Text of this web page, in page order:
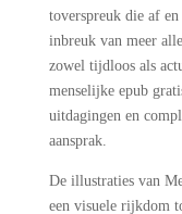
toverspreuk die af
inbreuk van meer
zowel tijdloos als
menselijke epub
uitdagingen en
aansprak.
De illustraties van
een visuele rijkdom